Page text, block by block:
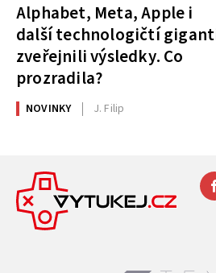
Alphabet, Meta, Apple i
další technologičtí
zveřejnili výsledky. Co
prozradila?
NOVINKY J. Filip